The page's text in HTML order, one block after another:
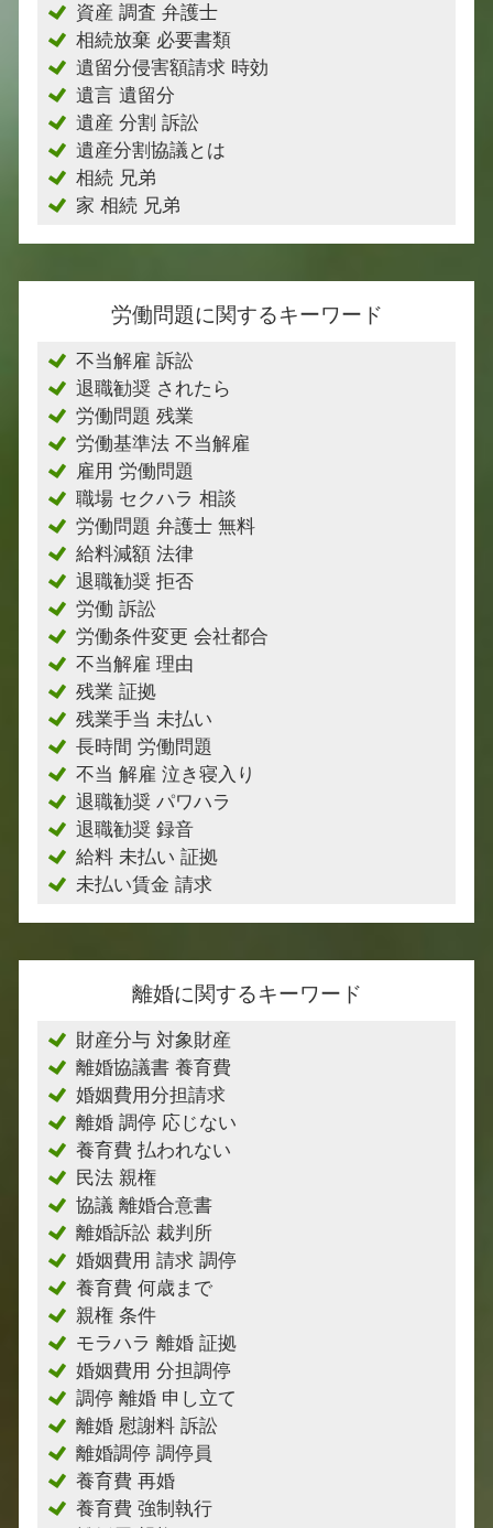
資産 調査 弁護士
相続放棄 必要書類
遺留分侵害額請求 時効
遺言 遺留分
遺産 分割 訴訟
遺産分割協議とは
相続 兄弟
家 相続 兄弟
労働問題に関するキーワード
不当解雇 訴訟
退職勧奨 されたら
労働問題 残業
労働基準法 不当解雇
雇用 労働問題
職場 セクハラ 相談
労働問題 弁護士 無料
給料減額 法律
退職勧奨 拒否
労働 訴訟
労働条件変更 会社都合
不当解雇 理由
残業 証拠
残業手当 未払い
長時間 労働問題
不当 解雇 泣き寝入り
退職勧奨 パワハラ
退職勧奨 録音
給料 未払い 証拠
未払い賃金 請求
離婚に関するキーワード
財産分与 対象財産
離婚協議書 養育費
婚姻費用分担請求
離婚 調停 応じない
養育費 払われない
民法 親権
協議 離婚合意書
離婚訴訟 裁判所
婚姻費用 請求 調停
養育費 何歳まで
親権 条件
モラハラ 離婚 証拠
婚姻費用 分担調停
調停 離婚 申し立て
離婚 慰謝料 訴訟
離婚調停 調停員
養育費 再婚
養育費 強制執行